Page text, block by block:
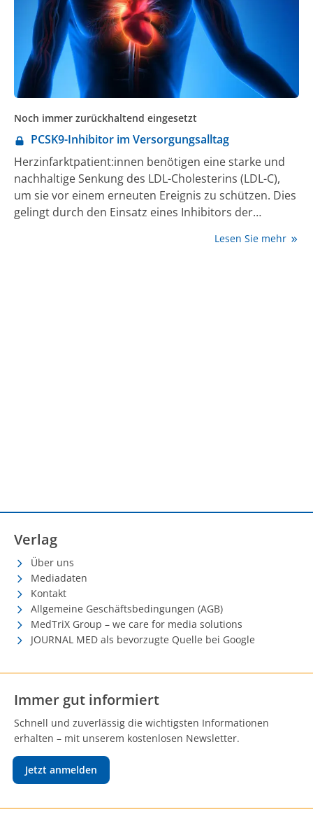
Noch immer zurückhaltend eingesetzt
PCSK9-Inhibitor im Versorgungsalltag
Herzinfarktpatient:innen benötigen eine starke und
nachhaltige Senkung des LDL-Cholesterins (LDL-C),
um sie vor einem erneuten Ereignis zu schützen. Dies
gelingt durch den Einsatz eines Inhibitors der
Im Versorgungsalltag werden PCSK9-Inhibitoren
Lesen Sie mehr
Verlag
Über uns
Mediadaten
Kontakt
Allgemeine Geschäftsbedingungen (AGB)
MedTriX Group – we care for media solutions
JOURNAL MED als bevorzugte Quelle bei Google
Immer gut informiert
Schnell und zuverlässig die wichtigsten Informationen
erhalten – mit unserem kostenlosen Newsletter.
Jetzt anmelden